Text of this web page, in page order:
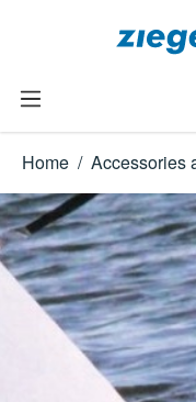
Skip to main content
Home / Accessories